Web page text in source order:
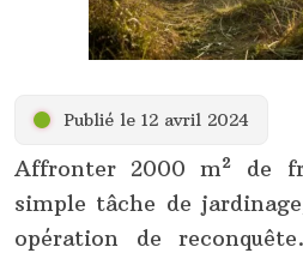
Publié le 12 avril 2024
Affronter 2000 m² de
simple tâche de
opération de